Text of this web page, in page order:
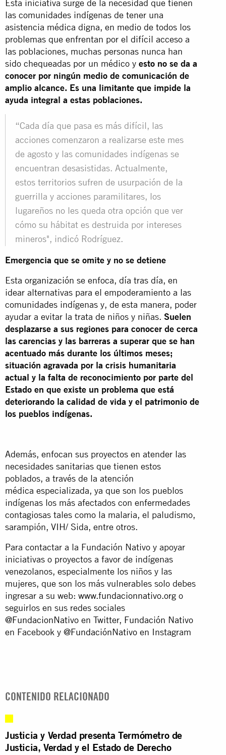
Esta iniciativa surge de la necesidad que tienen
las comunidades indígenas de tener una
asistencia médica digna, en medio de todos los
problemas que enfrentan por el difícil acceso a
las poblaciones, muchas personas nunca han
sido chequeadas por un médico y esto no se da a
conocer por ningún medio de comunicación de
amplio alcance. Es una limitante que impide la
ayuda integral a estas poblaciones.
“Cada día que pasa es más difícil, las
acciones comenzaron a realizarse este mes
de agosto y las comunidades indígenas se
encuentran desasistidas. Actualmente,
estos territorios sufren de usurpación de la
guerrilla y acciones paramilitares, los
lugareños no les queda otra opción que ver
cómo su hábitat es destruida por intereses
mineros", indicó Rodríguez.
Emergencia que se omite y no se detiene
Esta organización se enfoca, día tras día, en
idear alternativas para el empoderamiento a las
comunidades indígenas y, de esta manera, poder
ayudar a evitar la trata de niños y niñas. Suelen
desplazarse a sus regiones para conocer de cerca
las carencias y las barreras a superar que se han
acentuado más durante los últimos meses;
situación agravada por la crisis humanitaria
actual y la falta de reconocimiento por parte del
Estado en que existe un problema que está
deteriorando la calidad de vida y el patrimonio de
los pueblos indígenas.
Además, enfocan sus proyectos en atender las
necesidades sanitarias que tienen estos
poblados, a través de la atención
médica especializada, ya que son los pueblos
indígenas los más afectados con enfermedades
contagiosas tales como la malaria, el paludismo,
sarampión, VIH/ Sida, entre otros.
Para contactar a la Fundación Nativo y apoyar
iniciativas o proyectos a favor de indígenas
venezolanos, especialmente los niños y las
mujeres, que son los más vulnerables solo debes
ingresar a su web: www.fundacionnativo.org o
seguirlos en sus redes sociales
@FundacionNativo en Twitter, Fundación Nativo
en Facebook y @FundaciónNativo en Instagram
CONTENIDO RELACIONADO
Justicia y Verdad presenta Termómetro de
Justicia, Verdad y el Estado de Derecho